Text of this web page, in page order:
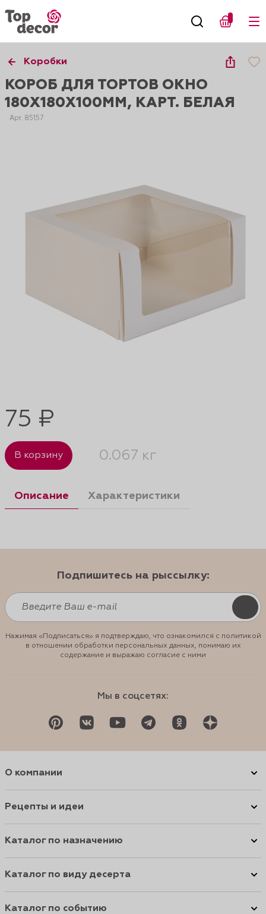
Коробки
КОРОБ ДЛЯ ТОРТОВ ОКНО
180Х180Х100ММ, КАРТ. БЕЛАЯ
Арт. 85157
75 ₽
В корзину 0.067 кг
Описание Характеристики
Подпишитесь на рыссылку:
Нажимая «Подписаться» я подтверждаю, что ознакомился с политикой
в отношении обработки персональных данных, понимаю их
содержание и выражаю согласие с ними
Мы в соцсетях:
О компании
Рецепты и идеи
Каталог по назначению
Каталог по виду десерта
Каталог по событию